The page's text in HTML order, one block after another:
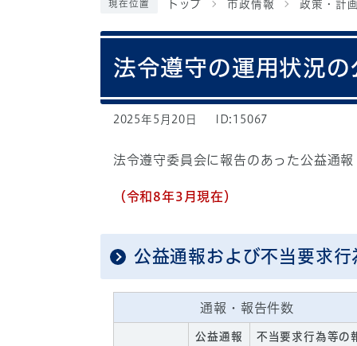
現在位置 トップ 市政情報 政策・計
法令遵守の運用状況の
2025年5月20日 ID:15067
法令遵守委員会に報告のあった公益通
（令和8年3月現在）
公益通報および不当要求
通報・報告件数
公益通報 不当要求行為等の